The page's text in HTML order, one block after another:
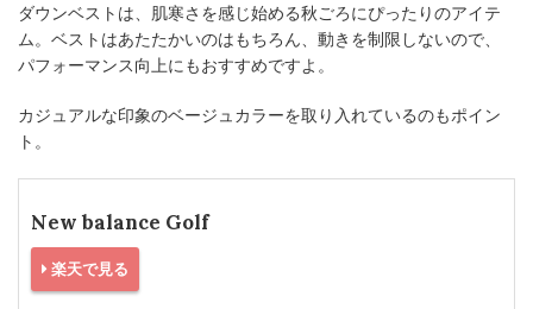
ダウンベストは、肌寒さを感じ始める秋ごろにぴったりのアイテ
ム。ベストはあたたかいのはもちろん、動きを制限しないので、
パフォーマンス向上にもおすすめですよ。
カジュアルな印象のベージュカラーを取り入れているのもポイン
ト。
New balance Golf
楽天で見る